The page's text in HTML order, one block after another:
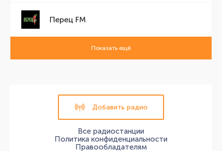
Перец FM
Показать ещё
Добавить радио
Все радиостанции
Политика конфиденциальности
Правообладателям